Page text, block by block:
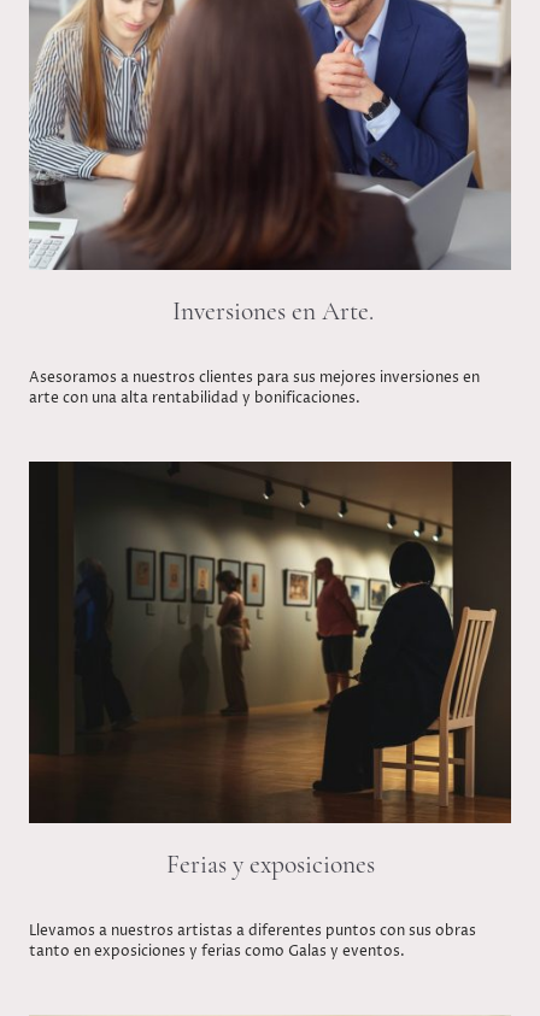
Inversiones en Arte.
Asesoramos a nuestros clientes para sus mejores inversiones en
arte con una alta rentabilidad y bonificaciones.
Ferias y exposiciones
Llevamos a nuestros artistas a diferentes puntos con sus obras
tanto en exposiciones y ferias como Galas y eventos.